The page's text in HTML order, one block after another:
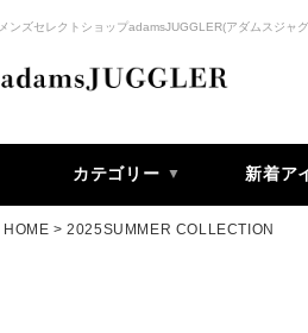
メンズセレクトショップadamsJUGGLER(アダムスジャ
カテゴリー 新着ア
HOME 2025SUMMER COLLECTION